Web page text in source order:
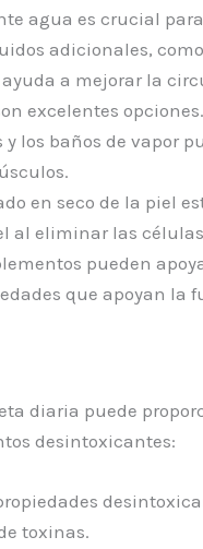
agua es crucial
adicionales,
a mejorar la
excelentes opciones.
los baños de vapor
en seco de la piel
al eliminar las
pueden
que apoyan
diaria puede
desintoxicantes:
toxinas.